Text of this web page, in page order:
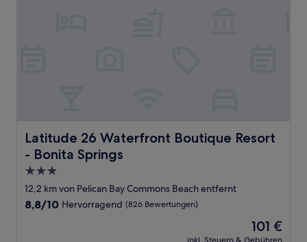
Latitude 26 Waterfront Boutique Resort
- Bonita Springs
Latitude 26 Waterfront Boutique Resort - Bonita Springs
3.0-
Sterne-
Unterkunft
12,2 km von Pelican Bay Commons Beach entfernt
8.8
8,8/10 Hervorragend (826 Bewertungen)
Der
Preis
101 €